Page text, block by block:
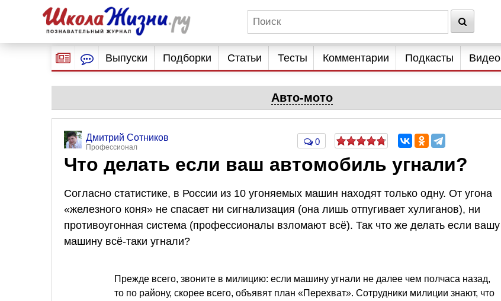
Выпуски Подборки Статьи Тесты Комментарии Подкасты Видео
Авто-мото
Дмитрий Сотников
Профессионал
0
Что делать если ваш автомобиль угнали?
Согласно статистике, в России из 10 угоняемых машин находят только одну. От угона
«железного коня» не спасает ни сигнализация (она лишь отпугивает хулиганов), ни
противоугонная система (профессионалы взломают всё). Так что же делать если вашу
машину всё-таки угнали?
Прежде всего, звоните в милицию: если машину угнали не далее чем полчаса назад,
то по району, скорее всего, объявят план «Перехват». Сотрудники милиции знают, что